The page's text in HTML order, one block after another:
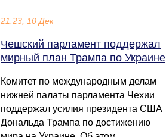
21:23, 10 Дек
Чешский парламент поддержал
мирный план Трампа по Украине
Комитет по международным делам
нижней палаты парламента Чехии
поддержал усилия президента США
Дональда Трампа по достижению